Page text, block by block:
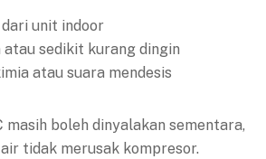
unit indoor
atau sedikit kurang dingin
atau suara mendesis
masih boleh dinyalakan sementara,
tidak merusak kompresor.